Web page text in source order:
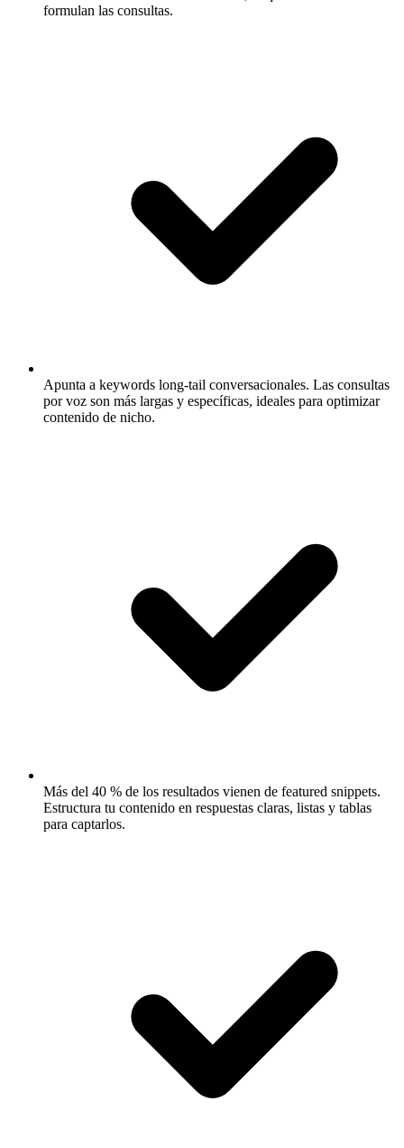
formulan las consultas.
Apunta a keywords long-tail conversacionales. Las consultas
por voz son más largas y específicas, ideales para optimizar
contenido de nicho.
Más del 40 % de los resultados vienen de featured snippets.
Estructura tu contenido en respuestas claras, listas y tablas
para captarlos.